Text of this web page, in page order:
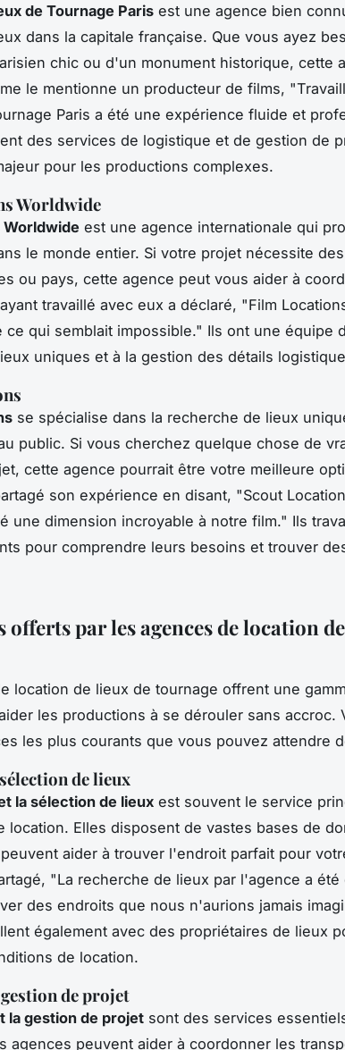
de Tournage Paris est une agence bien
dans la capitale française. Que vous ayez
chic ou d'un monument historique, cette
le mentionne un producteur de films,
Paris a été une expérience fluide et
des services de logistique et de gestion de
pour les productions complexes.
Worldwide
Worldwide est une agence internationale qui
le monde entier. Si votre projet nécessite
ou pays, cette agence peut vous aider à
travaillé avec eux a déclaré, "Film
ce qui semblait impossible." Ils ont une équipe
uniques et à la gestion des détails
se spécialise dans la recherche de lieux
public. Si vous cherchez quelque chose de
cette agence pourrait être votre meilleure
son expérience en disant, "Scout
une dimension incroyable à notre film." Ils
pour comprendre leurs besoins et trouver
offerts par les agences de location
location de lieux de tournage offrent une
les productions à se dérouler sans accroc.
les plus courants que vous pouvez attendre
de lieux
la sélection de lieux est souvent le service
location. Elles disposent de vastes bases de
aider à trouver l'endroit parfait pour
"La recherche de lieux par l'agence a été
des endroits que nous n'aurions jamais
également avec des propriétaires de lieux
de location.
de projet
la gestion de projet sont des services
agences peuvent aider à coordonner les